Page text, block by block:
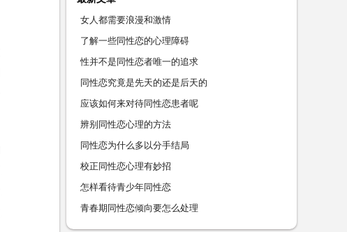
女人都需要浪漫和激情
了解一些同性恋的心理障碍
性并不是同性恋者唯一的追求
同性恋究竟是先天的还是后天的
应该如何来对待同性恋患者呢
辨别同性恋心理的方法
同性恋为什么多以分手结局
校正同性恋心理有妙招
怎样看待青少年同性恋
青春期同性恋倾向要怎么处理